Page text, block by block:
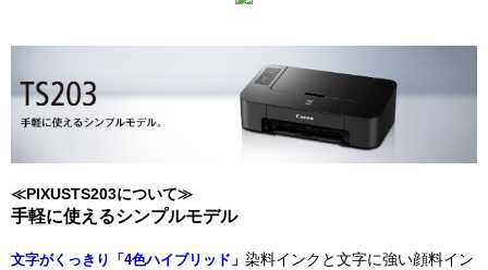
≪PIXUSTS203について≫
手軽に使えるシンプルモデル
文字がくっきり「4色ハイブリッド」 染料インクと文字に強い顔料イン